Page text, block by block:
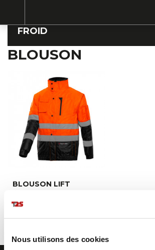
Nous utilisons des cookies
FROID
BLOUSON
BLOUSON LIFT